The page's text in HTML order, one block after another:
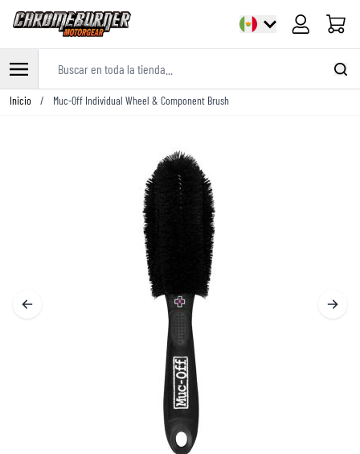
Ir al contenido
Inicio / Muc-Off Individual Wheel & Component Brush